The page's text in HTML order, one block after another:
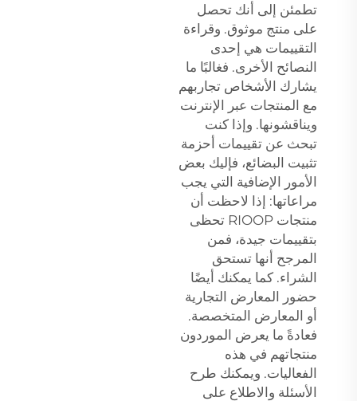
تطمئن إلى أنك تحصل
على منتج موثوق. وقراءة
التقييمات هي إحدى
النصائح الأخرى. فغالبًا ما
يشارك الأشخاص تجاربهم
مع المنتجات عبر الإنترنت
ويناقشونها. وإذا كنت
تبحث عن تقييمات أحزمة
تثبيت البضائع، فإليك بعض
الأمور الإضافية التي يجب
مراعاتها: إذا لاحظت أن
منتجات RIOOP تحظى
بتقييمات جيدة، فمن
المرجح أنها تستحق
الشراء. كما يمكنك أيضًا
حضور المعارض التجارية
أو المعارض المتخصصة.
فعادةً ما يعرض الموردون
منتجاتهم في هذه
الفعاليات. ويمكنك طرح
الأسئلة والاطلاع على